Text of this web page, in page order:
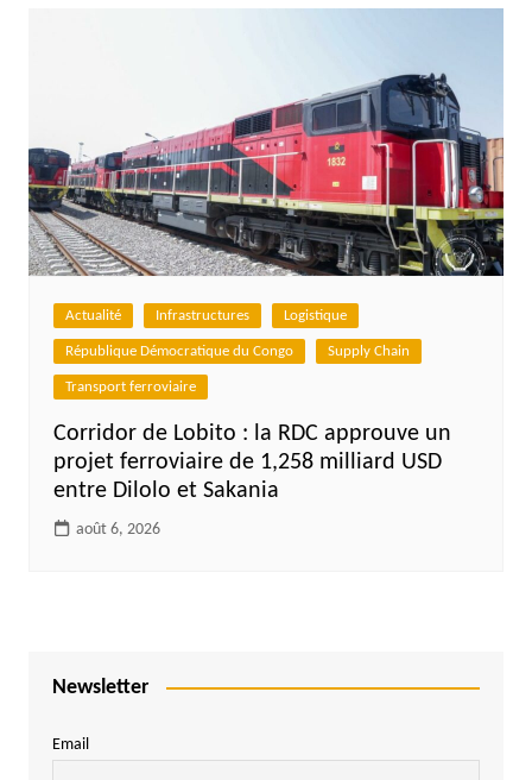
Actualité Infrastructures Logistique
République Démocratique du Congo Supply Chain
Transport ferroviaire
Corridor de Lobito : la RDC approuve un
projet ferroviaire de 1,258 milliard USD
entre Dilolo et Sakania
août 6, 2026
Newsletter
Email